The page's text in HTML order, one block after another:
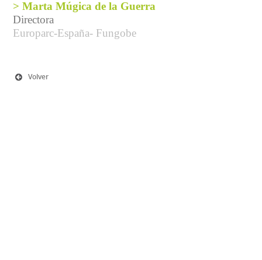
> Marta Múgica de la Guerra
Directora
Europarc-España- Fungobe
Volver